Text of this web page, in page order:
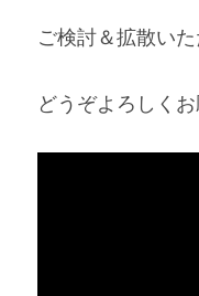
ご検討＆拡散い
どうぞよろしくお